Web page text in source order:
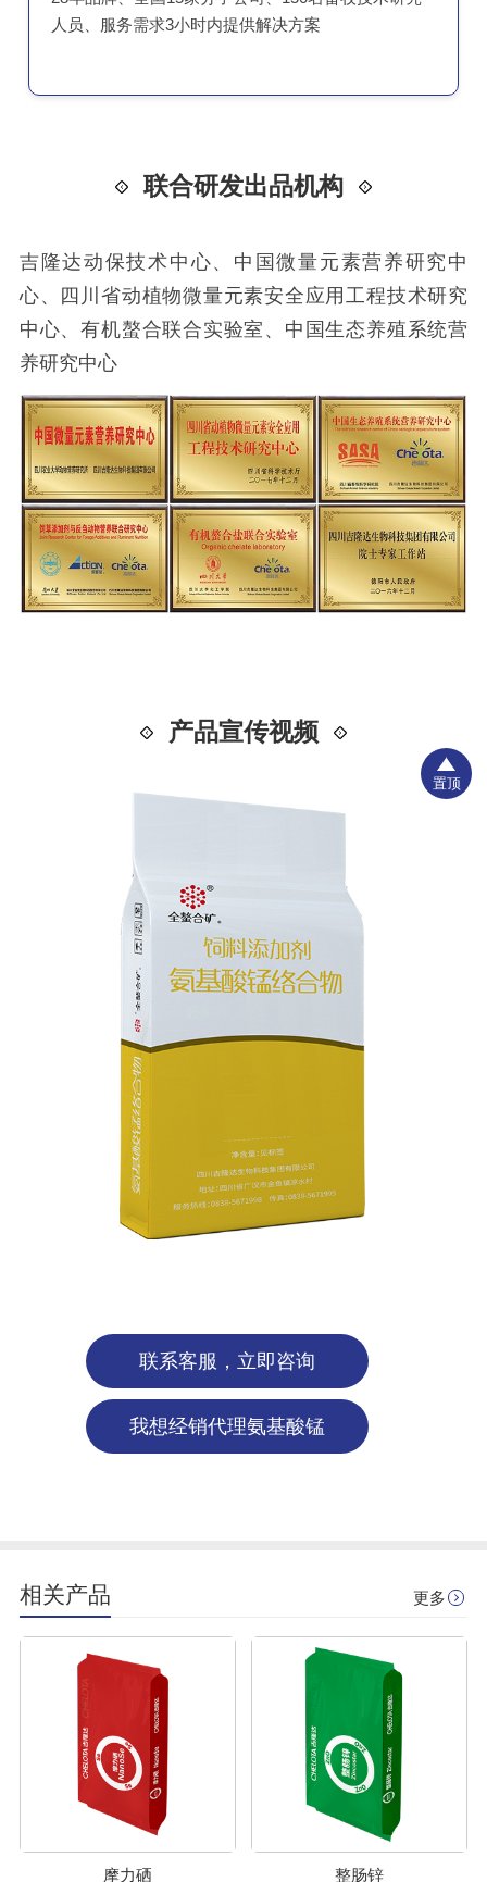
人员、服务需求3小时内提供解决方案
联合研发出品机构
吉隆达动保技术中心、中国微量元素营养研究中
心、四川省动植物微量元素安全应用工程技术研究
中心、有机螯合联合实验室、中国生态养殖系统营
养研究中心
产品宣传视频
联系客服，立即咨询
我想经销代理氨基酸锰
相关产品 更多
摩力硒 整肠锌
置顶